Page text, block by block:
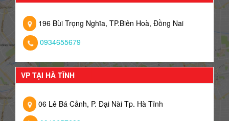
196 Bùi Trọng Nghĩa, TP.Biên Hoà, Đồng Nai
0934655679
VP TẠI HÀ TĨNH
06 Lê Bá Cảnh, P. Đại Nài Tp. Hà Tĩnh